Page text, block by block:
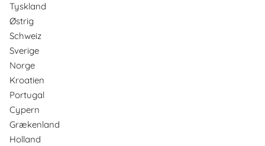
Tyskland
Østrig
Schweiz
Sverige
Norge
Kroatien
Portugal
Cypern
Grækenland
Holland